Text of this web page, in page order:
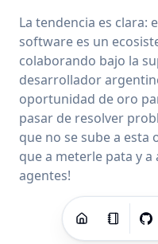
La tendencia es clara:
software es un
colaborando bajo la
desarrollador
oportunidad de oro
pasar de resolver
que no se sube a esta
que a meterle pata y
agentes!